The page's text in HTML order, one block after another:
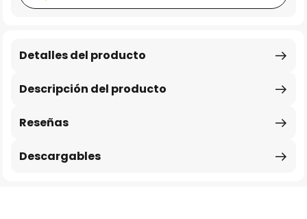
Descripción del producto
Detalles del producto
Reseñas
Descargables